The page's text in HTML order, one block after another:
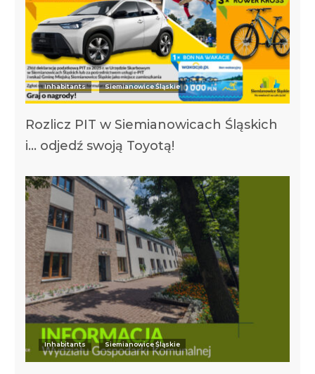
Inhabitants Siemianowice Śląskie
Rozlicz PIT w Siemianowicach Śląskich
i… odjedź swoją Toyotą!
Inhabitants Siemianowice Śląskie